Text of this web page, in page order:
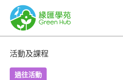
活動及課程
過往活動